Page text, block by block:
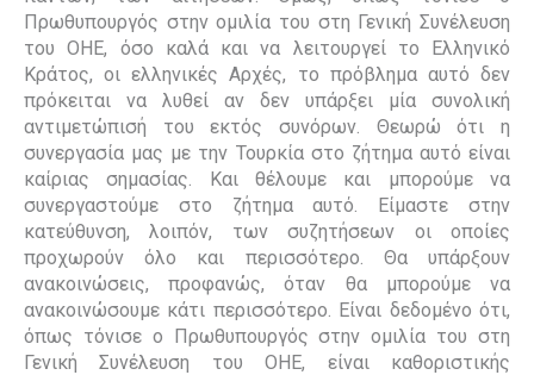
Πρωθυπουργός στην ομιλία του στη Γενική Συνέλευση
του ΟΗΕ, όσο καλά και να λειτουργεί το Ελληνικό
Κράτος, οι ελληνικές Αρχές, το πρόβλημα αυτό δεν
πρόκειται να λυθεί αν δεν υπάρξει μία συνολική
αντιμετώπισή του εκτός συνόρων. Θεωρώ ότι η
συνεργασία μας με την Τουρκία στο ζήτημα αυτό είναι
καίριας σημασίας. Και θέλουμε και μπορούμε να
συνεργαστούμε στο ζήτημα αυτό. Είμαστε στην
κατεύθυνση, λοιπόν, των συζητήσεων οι οποίες
προχωρούν όλο και περισσότερο. Θα υπάρξουν
ανακοινώσεις, προφανώς, όταν θα μπορούμε να
ανακοινώσουμε κάτι περισσότερο. Είναι δεδομένο ότι,
όπως τόνισε ο Πρωθυπουργός στην ομιλία του στη
Γενική Συνέλευση του ΟΗΕ, είναι καθοριστικής